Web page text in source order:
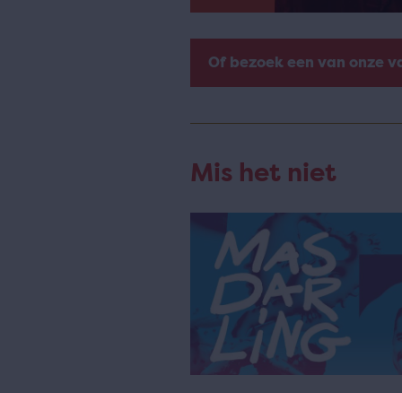
Of bezoek een van onze
Mis het niet